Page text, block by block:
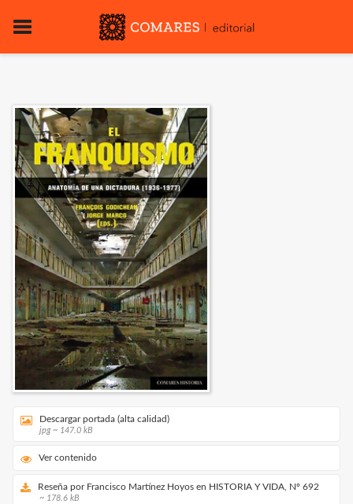
Descargar portada (alta calidad)
jpg ~ 147.0 kB
Ver contenido
Reseña por Francisco Martínez Hoyos en HISTORIA Y VIDA, Nº 692
~ 178.6 kB